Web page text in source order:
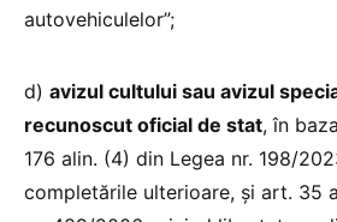
autovehiculelor”;
d) avizul cultului sau avizul
recunoscut oficial de stat, în
176 alin. (4) din Legea nr. 198/
completările ulterioare, şi art. 35